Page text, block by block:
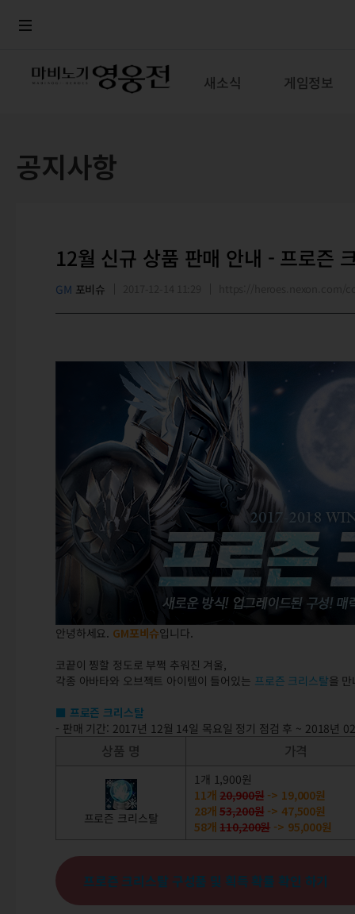
새소식 게임정보
공지사항
12월 신규 상품 판매 안내 - 프로즌
GM 포비슈
안녕하세요. GM포비슈입니다.
코끝이 찡할 정도로 부쩍 추워진 겨울,
각종 아바타와 오브젝트 아이템이 들어있는 프로즌 크리스탈을
■ 프로즌 크리스탈
- 판매 기간: 2017년 12월 14일 목요일 정기 점검 후 ~ 2018년
상품 명 가격
프로즌 크리스탈
1개 1,900원
11개20,900원 -> 19,000원
28개53,200원-> 47,500원
58개110,200원 -> 95,000원
프로즌 크리스탈 구성품 및 획득 확률 확인 하기